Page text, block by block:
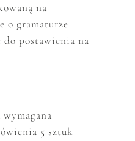
na
o gramaturze
do postawienia na
ówienia 5 sztuk